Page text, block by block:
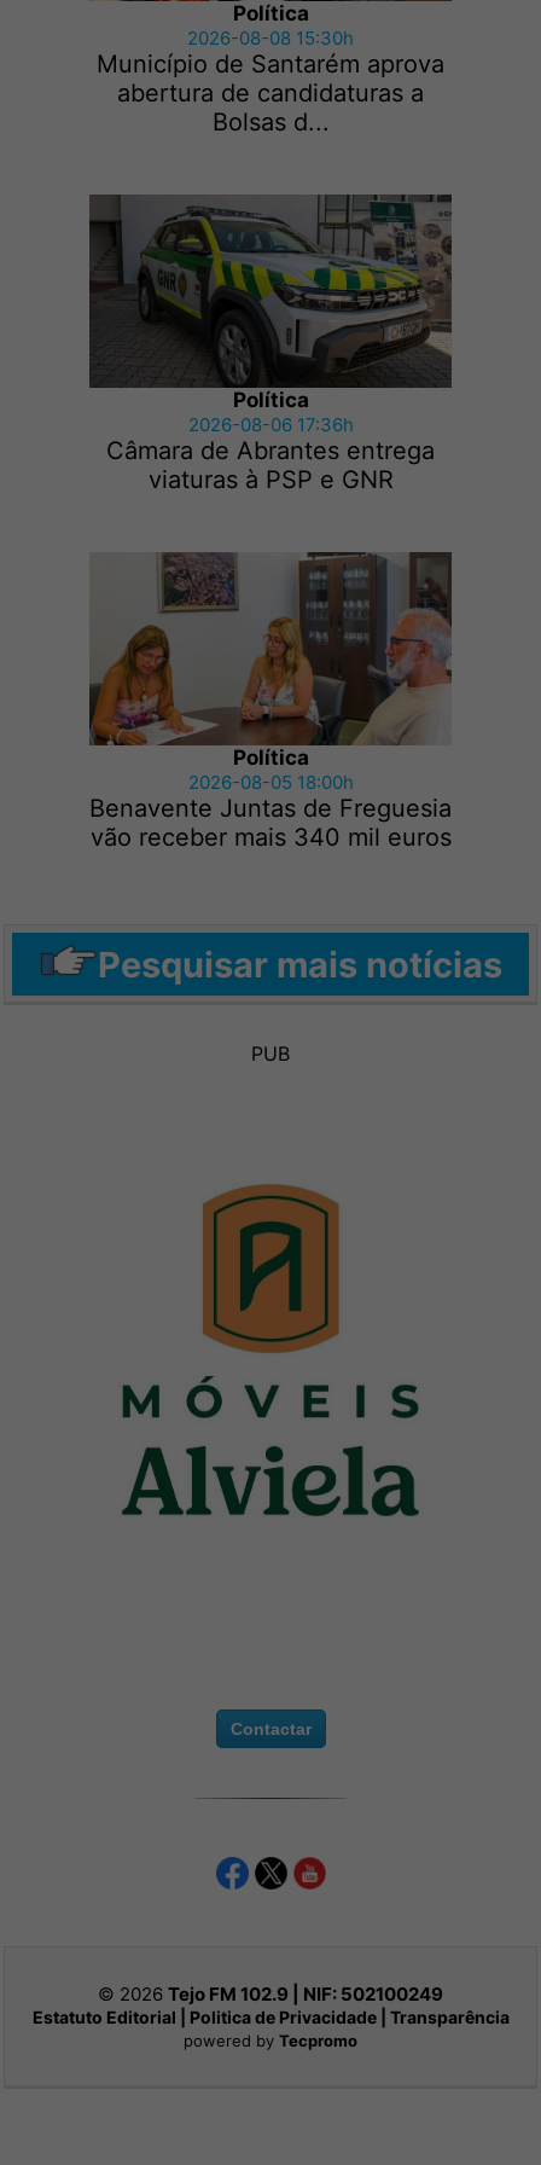
Política
2026-08-08 15:30h
Município de Santarém aprova
abertura de candidaturas a
Bolsas d...
Política
2026-08-06 17:36h
Câmara de Abrantes entrega
viaturas à PSP e GNR
Política
2026-08-05 18:00h
Benavente Juntas de Freguesia
vão receber mais 340 mil euros
Pesquisar mais notícias
PUB
Contactar
© 2026 Tejo FM 102.9 | NIF: 502100249
Estatuto Editorial Politica de Privacidade| Transparência
powered by Tecpromo